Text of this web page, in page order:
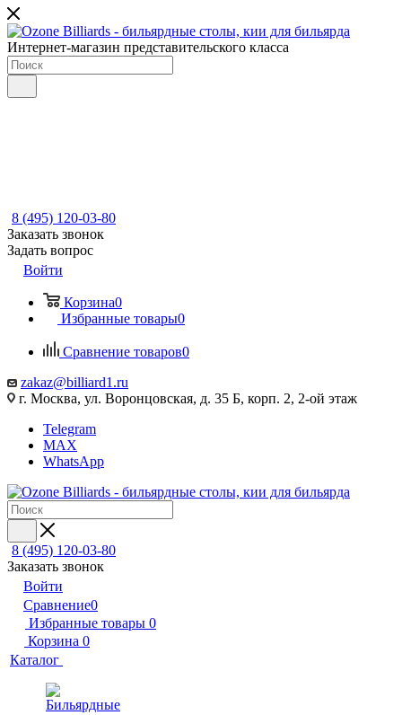
Интернет-магазин представительского класса
8 (495) 120-03-80
Заказать звонок
Задать вопрос
Войти
Корзина0
Избранные товары0
Сравнение товаров0
zakaz@billiard1.ru
г. Москва, ул. Воронцовская, д. 35 Б, корп. 2, 2-ой этаж
Telegram
MAX
WhatsApp
8 (495) 120-03-80
Заказать звонок
Войти
Сравнение0
Избранные товары 0
Корзина 0
Каталог